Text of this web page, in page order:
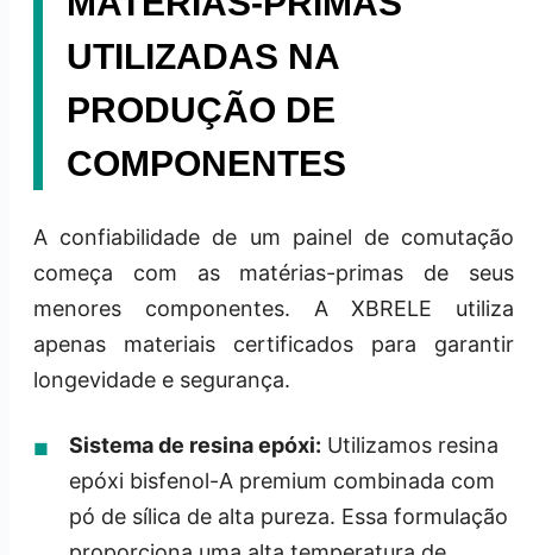
UTILIZADAS NA
PRODUÇÃO DE
COMPONENTES
A confiabilidade de um painel de comutação
começa com as matérias-primas de seus
menores componentes. A XBRELE utiliza
apenas materiais certificados para garantir
longevidade e segurança.
Sistema de resina epóxi: Utilizamos resina
epóxi bisfenol-A premium combinada com
pó de sílica de alta pureza. Essa formulação